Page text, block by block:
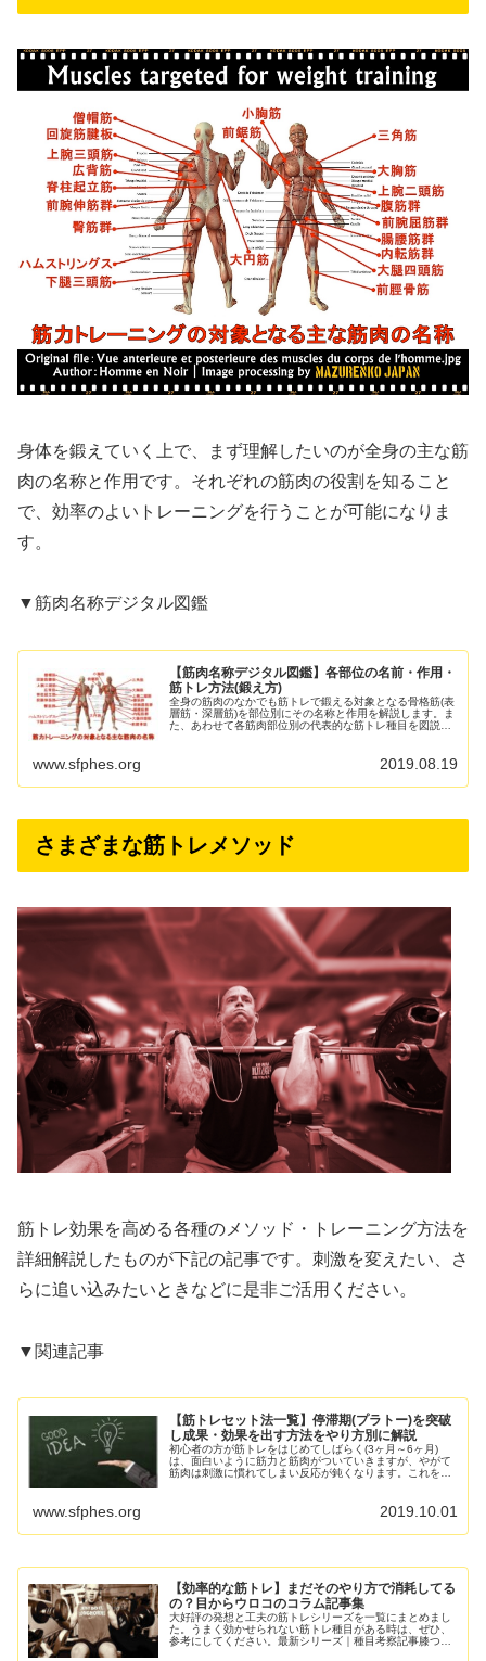
身体を鍛えていく上で、まず理解したいのが全身の主な筋
肉の名称と作用です。それぞれの筋肉の役割を知ること
で、効率のよいトレーニングを行うことが可能になりま
す。
▼筋肉名称デジタル図鑑
【筋肉名称デジタル図鑑】各部位の名前・作用・
筋トレ方法(鍛え方)
全身の筋肉のなかでも筋トレで鍛える対象となる骨格筋(表
層筋・深層筋)を部位別にその名称と作用を解説します。ま
た、あわせて各筋肉部位別の代表的な筋トレ種目を図説す
www.sfphes.org 2019.08.19
さまざまな筋トレメソッド
筋トレ効果を高める各種のメソッド・トレーニング方法を
詳細解説したものが下記の記事です。刺激を変えたい、さ
らに追い込みたいときなどに是非ご活用ください。
▼関連記事
【筋トレセット法一覧】停滞期(プラトー)を突破
し成果・効果を出す方法をやり方別に解説
初心者の方が筋トレをはじめてしばらく(3ヶ月～6ヶ月)
は、面白いように筋力と筋肉がついていきますが、やがて
筋肉は刺激に慣れてしまい反応が鈍くなります。これを発
www.sfphes.org 2019.10.01
【効率的な筋トレ】まだそのやり方で消耗してる
の？目からウロコのコラム記事集
大好評の発想と工夫の筋トレシリーズを一覧にまとめまし
た。うまく効かせられない筋トレ種目がある時は、ぜひ、
参考にしてください。最新シリーズ｜種目考察記事膝つき